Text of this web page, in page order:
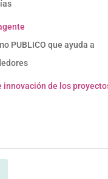
PUBLICO que ayuda a
innovación de los